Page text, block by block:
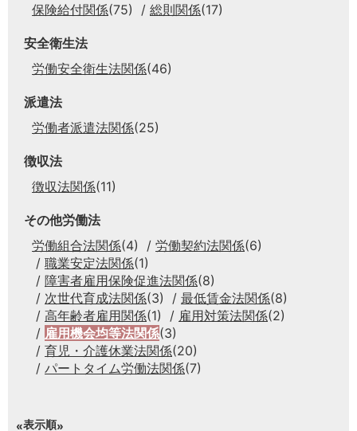
保険給付関係(75) 総則関係(17)
安全衛生法
労働安全衛生法関係(46)
派遣法
労働者派遣法関係(25)
徴収法
徴収法関係(11)
その他労働法
労働組合法関係(4) 労働契約法関係(6)
職業安定法関係(1)
障害者雇用保険促進法関係(8)
次世代育成法関係(3) 最低賃金法関係(8)
高年齢者雇用関係(1) 雇用対策法関係(2)
雇用機会均等法関係(3)
育児・介護休業法関係(20)
パートタイム労働法関係(7)
表示順